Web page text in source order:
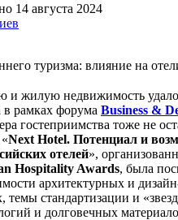
14 августа 2024
и жилую недвижимость
рамках форума Business &
гостеприимства тоже не
Next Hotel. Потенциал и
отелей»,
Hospitality Awards, была
архитектурных и
темы стандартизации и
и долговечных